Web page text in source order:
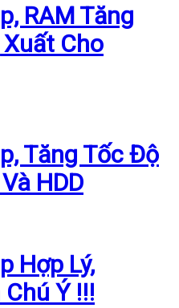
RAM Tăng
Cho
Tăng Tốc Độ
HDD
Hợp Lý,
Ý !!!